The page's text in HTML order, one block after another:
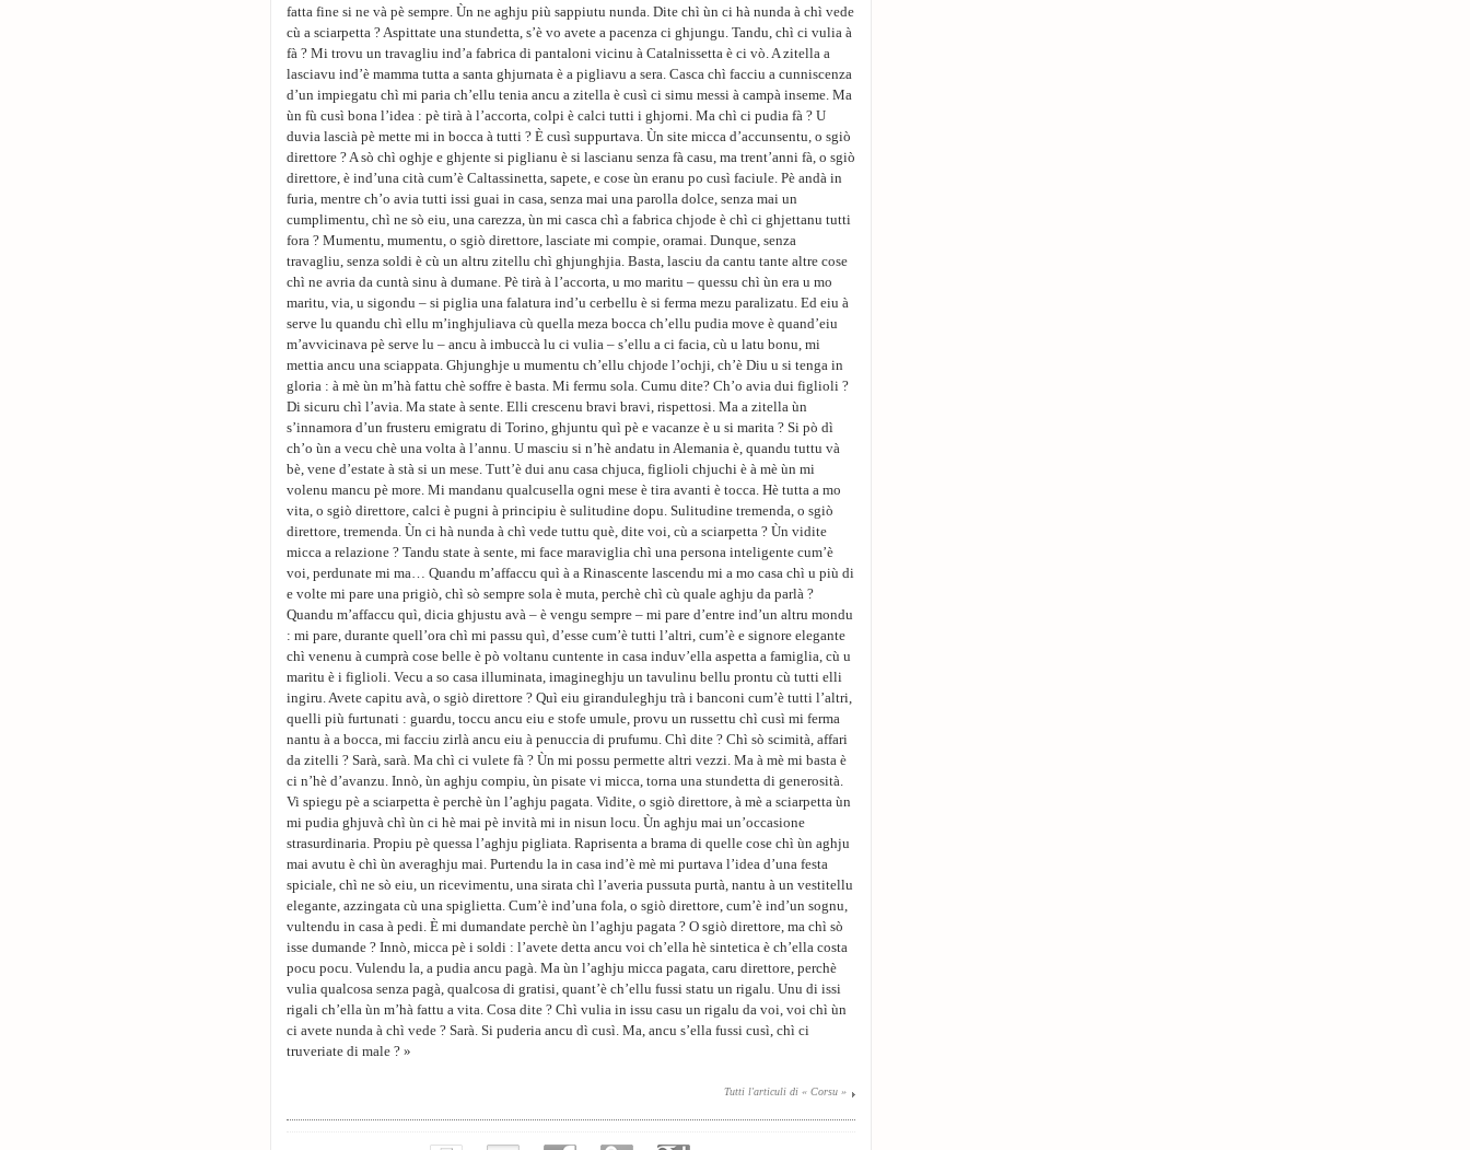
fatta fine si ne và pè sempre. Ùn ne aghju più sappiutu nunda. Dite chì ùn ci hà nunda à chì vede
cù a sciarpetta ? Aspittate una stundetta, s’è vo avete a pacenza ci ghjungu. Tandu, chì ci vulia à
fà ? Mi trovu un travagliu ind’a fabrica di pantaloni vicinu à Catalnissetta è ci vò. A zitella a
lasciavu ind’è mamma tutta a santa ghjurnata è a pigliavu a sera. Casca chì facciu a cunniscenza
d’un impiegatu chì mi paria ch’ellu tenia ancu a zitella è cusì ci simu messi à campà inseme. Ma
ùn fù cusì bona l’idea : pè tirà à l’accorta, colpi è calci tutti i ghjorni. Ma chì ci pudia fà ? U
duvia lascià pè mette mi in bocca à tutti ? È cusì suppurtava. Ùn site micca d’accunsentu, o sgiò
direttore ? A sò chì oghje e ghjente si piglianu è si lascianu senza fà casu, ma trent’anni fà, o sgiò
direttore, è ind’una cità cum’è Caltassinetta, sapete, e cose ùn eranu po cusì faciule. Pè andà in
furia, mentre ch’o avia tutti issi guai in casa, senza mai una parolla dolce, senza mai un
cumplimentu, chì ne sò eiu, una carezza, ùn mi casca chì a fabrica chjode è chì ci ghjettanu tutti
fora ? Mumentu, mumentu, o sgiò direttore, lasciate mi compie, oramai. Dunque, senza
travagliu, senza soldi è cù un altru zitellu chì ghjunghjia. Basta, lasciu da cantu tante altre cose
chì ne avria da cuntà sinu à dumane. Pè tirà à l’accorta, u mo maritu – quessu chì ùn era u mo
maritu, via, u sigondu – si piglia una falatura ind’u cerbellu è si ferma mezu paralizatu. Ed eiu à
serve lu quandu chì ellu m’inghjuliava cù quella meza bocca ch’ellu pudia move è quand’eiu
m’avvicinava pè serve lu – ancu à imbuccà lu ci vulia – s’ellu a ci facia, cù u latu bonu, mi
mettia ancu una sciappata. Ghjunghje u mumentu ch’ellu chjode l’ochji, ch’è Diu u si tenga in
gloria : à mè ùn m’hà fattu chè soffre è basta. Mi fermu sola. Cumu dite? Ch’o avia dui figlioli ?
Di sicuru chì l’avia. Ma state à sente. Elli crescenu bravi bravi, rispettosi. Ma a zitella ùn
s’innamora d’un frusteru emigratu di Torino, ghjuntu quì pè e vacanze è u si marita ? Si pò dì
ch’o ùn a vecu chè una volta à l’annu. U masciu si n’hè andatu in Alemania è, quandu tuttu và
bè, vene d’estate à stà si un mese. Tutt’è dui anu casa chjuca, figlioli chjuchi è à mè ùn mi
volenu mancu pè more. Mi mandanu qualcusella ogni mese è tira avanti è tocca. Hè tutta a mo
vita, o sgiò direttore, calci è pugni à principiu è sulitudine dopu. Sulitudine tremenda, o sgiò
direttore, tremenda. Ùn ci hà nunda à chì vede tuttu què, dite voi, cù a sciarpetta ? Ùn vidite
micca a relazione ? Tandu state à sente, mi face maraviglia chì una persona inteligente cum’è
voi, perdunate mi ma… Quandu m’affaccu quì à a Rinascente lascendu mi a mo casa chì u più di
e volte mi pare una prigiò, chì sò sempre sola è muta, perchè chì cù quale aghju da parlà ?
Quandu m’affaccu quì, dicia ghjustu avà – è vengu sempre – mi pare d’entre ind’un altru mondu
: mi pare, durante quell’ora chì mi passu quì, d’esse cum’è tutti l’altri, cum’è e signore elegante
chì venenu à cumprà cose belle è pò voltanu cuntente in casa induv’ella aspetta a famiglia, cù u
maritu è i figlioli. Vecu a so casa illuminata, imagineghju un tavulinu bellu prontu cù tutti elli
ingiru. Avete capitu avà, o sgiò direttore ? Quì eiu giranduleghju trà i banconi cum’è tutti l’altri,
quelli più furtunati : guardu, toccu ancu eiu e stofe umule, provu un russettu chì cusì mi ferma
nantu à a bocca, mi facciu zirlà ancu eiu à penuccia di prufumu. Chì dite ? Chì sò scimità, affari
da zitelli ? Sarà, sarà. Ma chì ci vulete fà ? Ùn mi possu permette altri vezzi. Ma à mè mi basta è
ci n’hè d’avanzu. Innò, ùn aghju compiu, ùn pisate vi micca, torna una stundetta di generosità.
Vi spiegu pè a sciarpetta è perchè ùn l’aghju pagata. Vidite, o sgiò direttore, à mè a sciarpetta ùn
mi pudia ghjuvà chì ùn ci hè mai pè invità mi in nisun locu. Ùn aghju mai un’occasione
strasurdinaria. Propiu pè quessa l’aghju pigliata. Raprisenta a brama di quelle cose chì ùn aghju
mai avutu è chì ùn averaghju mai. Purtendu la in casa ind’è mè mi purtava l’idea d’una festa
spiciale, chì ne sò eiu, un ricevimentu, una sirata chì l’averia pussuta purtà, nantu à un vestitellu
elegante, azzingata cù una spiglietta. Cum’è ind’una fola, o sgiò direttore, cum’è ind’un sognu,
vultendu in casa à pedi. È mi dumandate perchè ùn l’aghju pagata ? O sgiò direttore, ma chì sò
isse dumande ? Innò, micca pè i soldi : l’avete detta ancu voi ch’ella hè sintetica è ch’ella costa
pocu pocu. Vulendu la, a pudia ancu pagà. Ma ùn l’aghju micca pagata, caru direttore, perchè
vulia qualcosa senza pagà, qualcosa di gratisi, quant’è ch’ellu fussi statu un rigalu. Unu di issi
rigali ch’ella ùn m’hà fattu a vita. Cosa dite ? Chì vulia in issu casu un rigalu da voi, voi chì ùn
ci avete nunda à chì vede ? Sarà. Si puderia ancu dì cusì. Ma, ancu s’ella fussi cusì, chì ci
truveriate di male ? »
Tutti l'articuli di « Corsu »